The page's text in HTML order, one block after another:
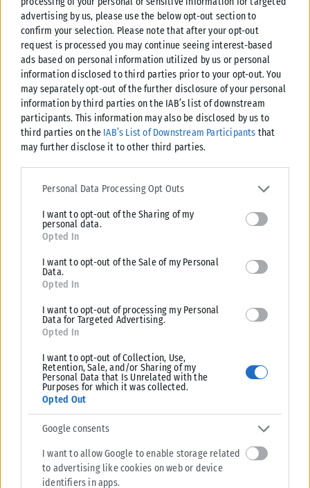
advertising by us, please use the below opt-out section to
confirm your selection. Please note that after your opt-out
request is processed you may continue seeing interest-based
ads based on personal information utilized by us or personal
information disclosed to third parties prior to your opt-out. You
may separately opt-out of the further disclosure of your personal
information by third parties on the IAB’s list of downstream
participants. This information may also be disclosed by us to
third parties on the IAB’s List of Downstream Participants that
may further disclose it to other third parties.
Please note that this website/app uses one or more Google
services and may gather and store information including but not
deny consent to Google and its third-party tags to use your data
for below specified purposes in below Google consent section.
Personal Data Processing Opt Outs
I want to opt-out of the Sharing of my
personal data.
Opted In
I want to opt-out of the Sale of my Personal
Data.
Opted In
I want to opt-out of processing my Personal
Data for Targeted Advertising.
Opted In
I want to opt-out of Collection, Use,
Retention, Sale, and/or Sharing of my
Personal Data that Is Unrelated with the
Purposes for which it was collected.
Opted Out
Google consents
I want to allow Google to enable storage related
to advertising like cookies on web or device
identifiers in apps.
ΠΑΣΟΚ: «Ποιος θα πληρώσει τα 40 εκατ. ευρώ για τα
“Σπιτάκια Ανακύκλωσης”;»
Το ερώτημα «ποιος θα πληρώσει τον λογαριασμό» των 40 εκατ. για τα
ΠΟΛΙΤΙΚΉ
Τσουκαλάς: Έκθεση-κόλαφος του ΟΟΣΑ διαλύει το success
story της κυβέρνησης
Κριτική στην κυβέρνηση για την οικονομική της πολιτική άσκησε ο
Κώστας Τσουκαλάς, με αφορμή την τελευταία έκθεση του ΟΟΣΑ.